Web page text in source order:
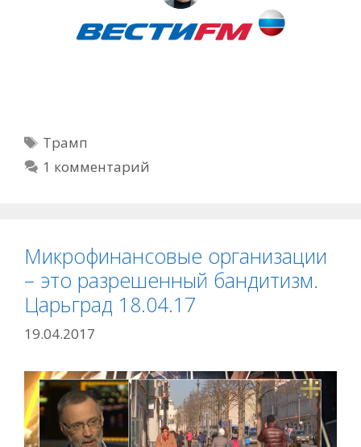
Метки
Трамп
1 комментарий
Микрофинансовые организации
– это разрешенный бандитизм.
Царьград 18.04.17
19.04.2017